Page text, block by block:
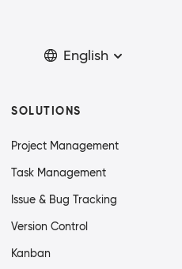
English
SOLUTIONS
Project Management
Task Management
Issue & Bug Tracking
Version Control
Kanban